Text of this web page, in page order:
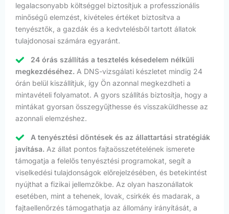
legalacsonyabb költséggel biztosítjuk a professzionális
minőségű elemzést, kivételes értéket biztosítva a
tenyésztők, a gazdák és a kedvtelésből tartott állatok
tulajdonosai számára egyaránt.
24 órás szállítás a tesztelés késedelem nélküli
megkezdéséhez. A DNS-vizsgálati készletet mindig 24
órán belül kiszállítjuk, így Ön azonnal megkezdheti a
mintavételi folyamatot. A gyors szállítás biztosítja, hogy a
mintákat gyorsan összegyűjthesse és visszaküldhesse az
azonnali elemzéshez.
A tenyésztési döntések és az állattartási stratégiák
javítása. Az állat pontos fajtaösszetételének ismerete
támogatja a felelős tenyésztési programokat, segít a
viselkedési tulajdonságok előrejelzésében, és betekintést
nyújthat a fizikai jellemzőkbe. Az olyan haszonállatok
esetében, mint a tehenek, lovak, csirkék és madarak, a
fajtaellenőrzés támogathatja az állomány irányítását, a